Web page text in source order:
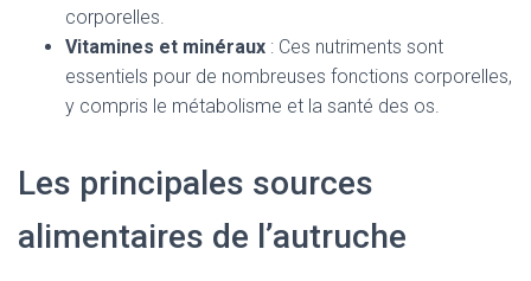
corporelles.
Vitamines et minéraux : Ces nutriments sont
essentiels pour de nombreuses fonctions corporelles,
y compris le métabolisme et la santé des os.
Les principales sources
alimentaires de l’autruche